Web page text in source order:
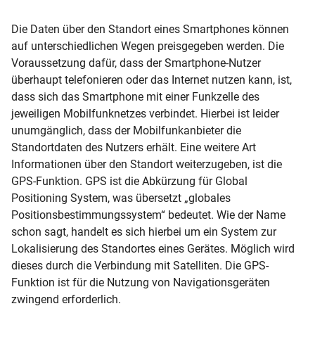
Die Daten über den Standort eines Smartphones können
auf unterschiedlichen Wegen preisgegeben werden. Die
Voraussetzung dafür, dass der Smartphone-Nutzer
überhaupt telefonieren oder das Internet nutzen kann, ist,
dass sich das Smartphone mit einer Funkzelle des
jeweiligen Mobilfunknetzes verbindet. Hierbei ist leider
unumgänglich, dass der Mobilfunkanbieter die
Standortdaten des Nutzers erhält. Eine weitere Art
Informationen über den Standort weiterzugeben, ist die
GPS-Funktion. GPS ist die Abkürzung für Global
Positioning System, was übersetzt „globales
Positionsbestimmungssystem“ bedeutet. Wie der Name
schon sagt, handelt es sich hierbei um ein System zur
Lokalisierung des Standortes eines Gerätes. Möglich wird
dieses durch die Verbindung mit Satelliten. Die GPS-
Funktion ist für die Nutzung von Navigationsgeräten
zwingend erforderlich.